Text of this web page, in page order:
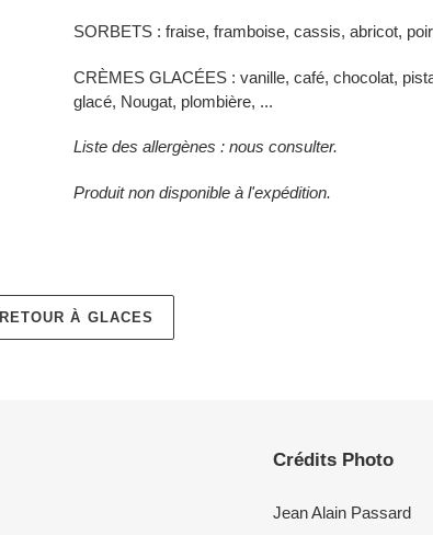
SORBETS : fraise, framboise, cassis, abricot,
CRÈMES GLACÉES : vanille, café, chocolat,
glacé, Nougat, plombière, ...
Liste des allergènes : nous consulter.
Produit non disponible à l'expédition.
RETOUR À GLACES
Crédits Photo
Jean Alain Passard